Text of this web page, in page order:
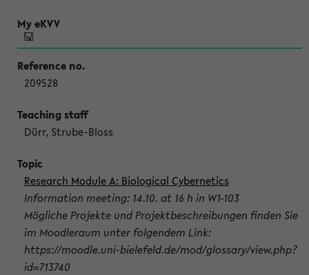
209528
Dürr, Strube-Bloss
Research Module A: Biological Cybernetics
Information meeting: 14.10. at 16 h in W1-103
Mögliche Projekte und Projektbeschreibungen finden Sie
im Moodleraum unter folgendem Link:
https://moodle.uni-bielefeld.de/mod/glossary/view.php?
id=713740